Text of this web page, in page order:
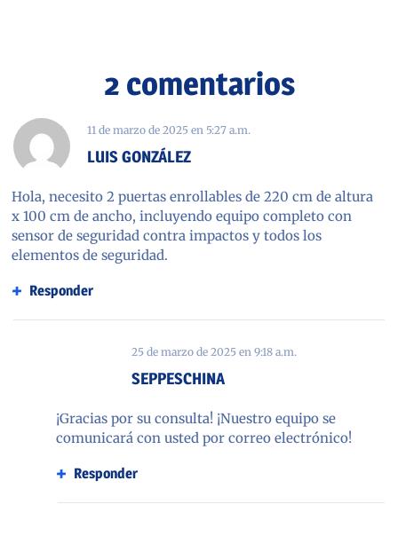
2 comentarios
11 de marzo de 2025 en 5:27 a.m.
LUIS GONZÁLEZ
Hola, necesito 2 puertas enrollables de 220 cm de altura
x 100 cm de ancho, incluyendo equipo completo con
sensor de seguridad contra impactos y todos los
elementos de seguridad.
Responder
25 de marzo de 2025 en 9:18 a.m.
SEPPESCHINA
¡Gracias por su consulta! ¡Nuestro equipo se
comunicará con usted por correo electrónico!
Responder